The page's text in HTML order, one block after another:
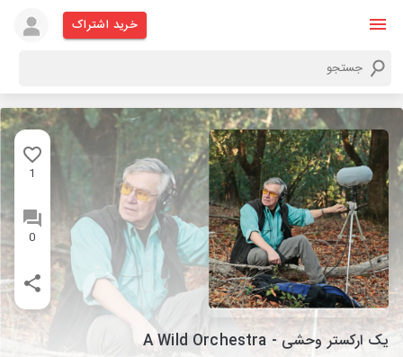
خرید اشتراک
1
0
یک ارکستر وحشی - A Wild Orchestra